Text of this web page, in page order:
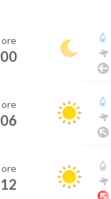
ore
00
ore
06
ore
12